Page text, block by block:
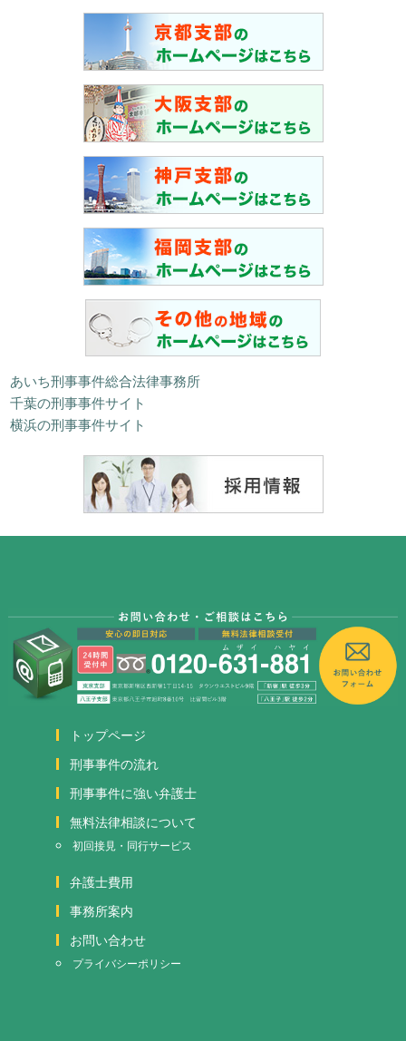
あいち刑事事件総合法律事務所
千葉の刑事事件サイト
横浜の刑事事件サイト
トップページ
刑事事件の流れ
刑事事件に強い弁護士
無料法律相談について
初回接見・同行サービス
弁護士費用
事務所案内
お問い合わせ
プライバシーポリシー